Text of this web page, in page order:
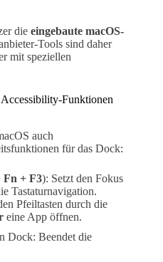
die eingebaute macOS-
Tools sind daher
mit speziellen
Funktionen
auch
für das Dock:
Fn + F3): Setzt den Fokus
Tastaturnavigation.
Pfeiltasten durch die
eine App öffnen.
Dock: Beendet die